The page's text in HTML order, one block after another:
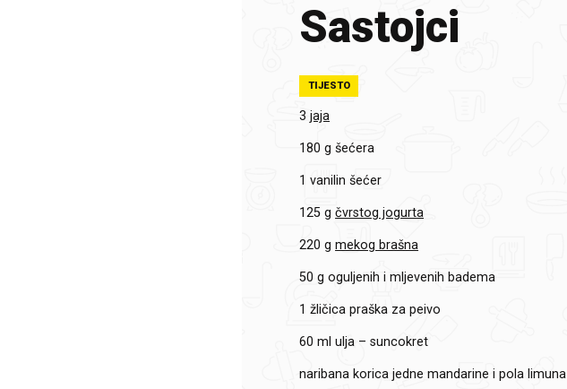
Sastojci
TIJESTO
3 jaja
180 g šećera
1 vanilin šećer
125 g čvrstog jogurta
220 g mekog brašna
50 g oguljenih i mljevenih badema
1 žličica praška za peivo
60 ml ulja – suncokret
naribana korica jedne mandarine i pola limuna